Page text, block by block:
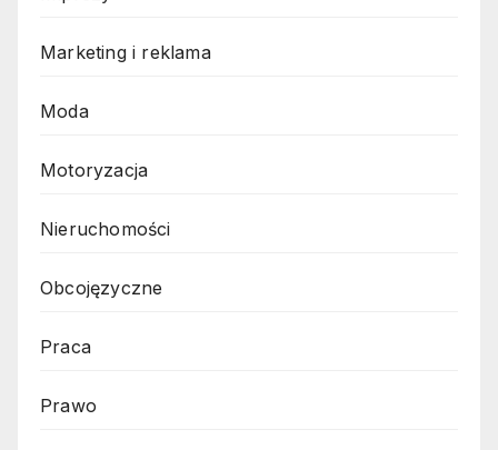
Marketing i reklama
Moda
Motoryzacja
Nieruchomości
Obcojęzyczne
Praca
Prawo